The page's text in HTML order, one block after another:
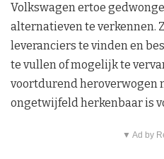
Volkswagen ertoe
alternatieven te verkennen.
leveranciers te vinden en
te vullen of mogelijk te
voortdurend heroverwogen
ongetwijfeld herkenbaar is
▼ Ad by